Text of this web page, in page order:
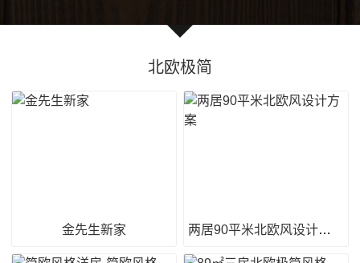
北欧极简
金先生新家 两居90平米北欧风设计方案